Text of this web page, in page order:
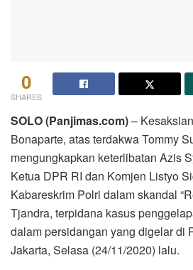
0
SHARES
SOLO (Panjimas.com)–
Bonaparte, atas terdakwa Tommy
mengungkapkan keterlibatan Azis
Ketua DPR RI dan Komjen Listyo
Kabareskrim Polri dalam skandal
Tjandra, terpidana kasus
dalam persidangan yang digelar di
Jakarta, Selasa (24/11/2020) lalu.